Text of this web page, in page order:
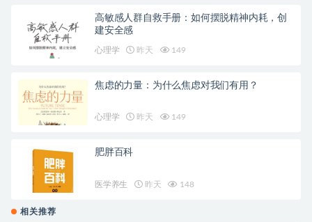
高敏感人群自救手册：如何摆脱精神内耗，创
建安全感
心理学 昨天 149
焦虑的力量：为什么焦虑对我们有用？
心理学 昨天 149
肥胖百科
医学养生 昨天 148
相关推荐